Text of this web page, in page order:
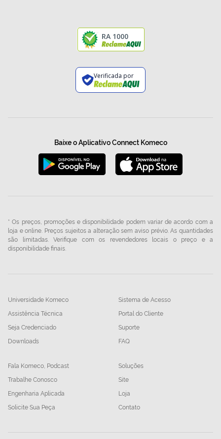
RA 1000
Verificada por
Baixe o Aplicativo Connect Komeco
* Os preços, promoções e disponibilidade podem variar de acordo com a
loja e online. Preços sujeitos a alteração sem aviso prévio. As quantidades
são limitadas. Verifique com os revendedores locais o preço e a
disponibilidade finais.
Universidade Komeco
Assistência Técnica
Seja Credenciado
Downloads
Sistema de Acesso
Portal do Cliente
Suporte
FAQ
Fala Komeco, Podcast
Trabalhe Conosco
Engenharia Aplicada
Solicite Sua Peça
Soluções
Site
Loja
Contato